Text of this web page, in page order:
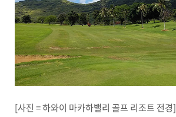
[사진 = 하와이 마카하밸리 골프 리조트 전경]